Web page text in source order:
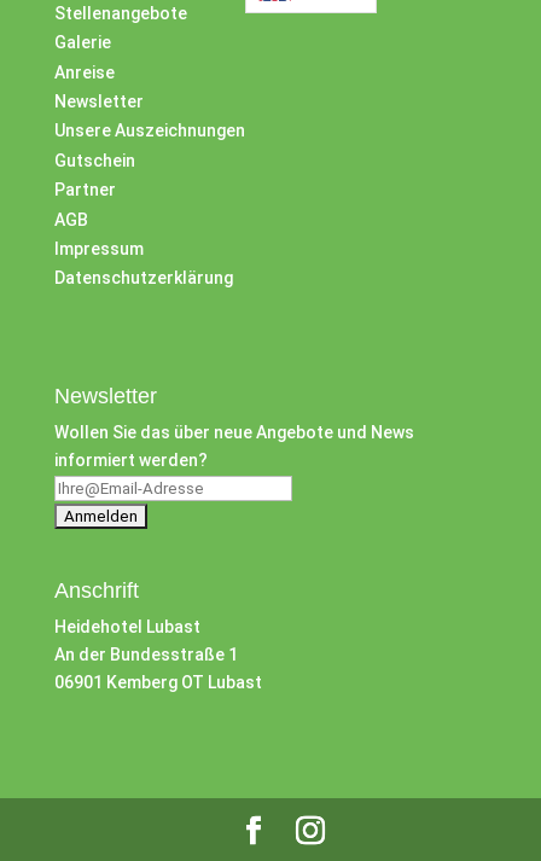
Stellenangebote
Galerie
Anreise
Newsletter
Unsere Auszeichnungen
Gutschein
Partner
AGB
Impressum
Datenschutzerklärung
Newsletter
Wollen Sie das über neue Angebote und News
informiert werden?
Anschrift
Heidehotel Lubast
An der Bundesstraße 1
06901 Kemberg OT Lubast